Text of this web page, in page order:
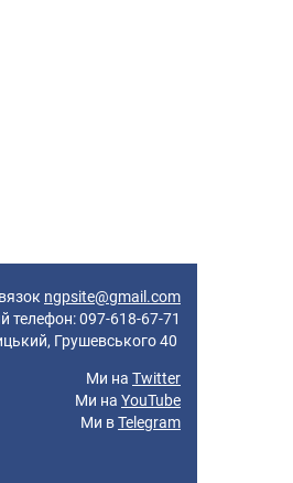
ngpsite@gmail.com
097-618-67-71
Грушевського 40
Ми на Twitter
Ми на YouTube
Ми вTelegram